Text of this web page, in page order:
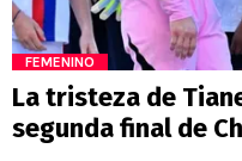
FEMENINO
La tristeza de
segunda final de